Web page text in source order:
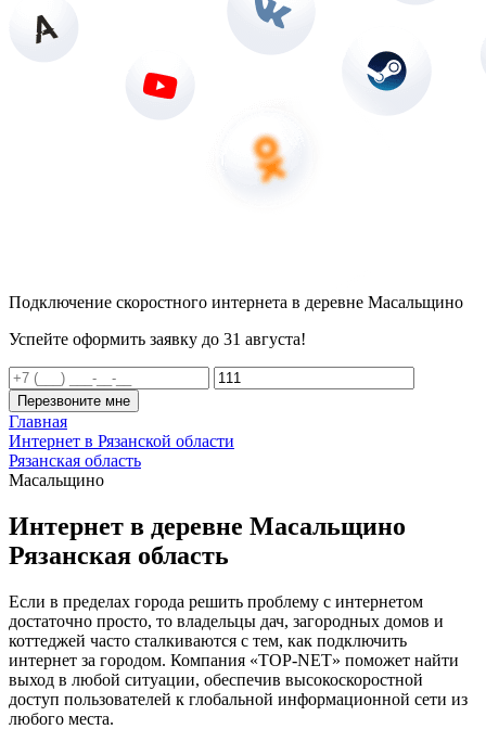
Подключение скоростного интернета в деревне Масальщино
Успейте оформить заявку до 31 августа!
Перезвоните мне
Главная
Интернет в Рязанской области
Рязанская область
Масальщино
Интернет в деревне Масальщино
Рязанская область
Если в пределах города решить проблему с интернетом
достаточно просто, то владельцы дач, загородных домов и
коттеджей часто сталкиваются с тем, как подключить
интернет за городом. Компания «TOP-NET» поможет найти
выход в любой ситуации, обеспечив высокоскоростной
доступ пользователей к глобальной информационной сети из
любого места.